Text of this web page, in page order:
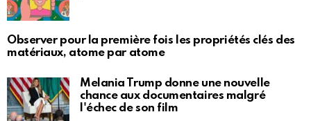
Observer pour la première fois les propriétés clés des
matériaux, atome par atome
Melania Trump donne une nouvelle
chance aux documentaires malgré
l'échec de son film